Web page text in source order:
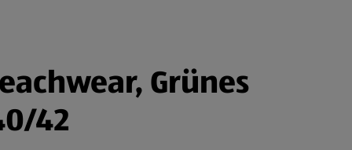
Grünes
42